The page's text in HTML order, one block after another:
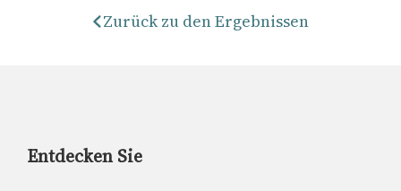
Zurück zu den Ergebnissen
Entdecken Sie